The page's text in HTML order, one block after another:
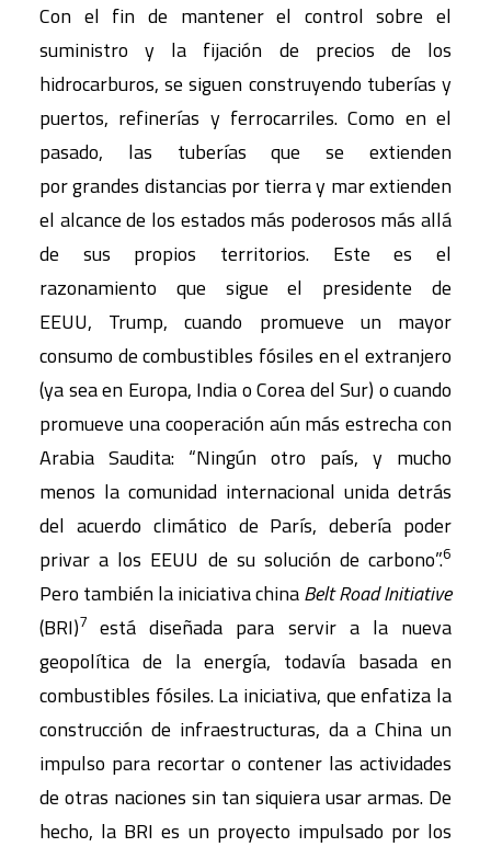
Con el fin de mantener el control sobre el
suministro y la fijación de precios de los
hidrocarburos, se siguen construyendo tuberías y
puertos, refinerías y ferrocarriles. Como en el
pasado, las tuberías que se extienden
por grandes distancias por tierra y mar extienden
el alcance de los estados más poderosos más allá
de sus propios territorios. Este es el
razonamiento que sigue el presidente de
EEUU, Trump, cuando promueve un mayor
consumo de combustibles fósiles en el extranjero
(ya sea en Europa, India o Corea del Sur) o cuando
promueve una cooperación aún más estrecha con
Arabia Saudita: “Ningún otro país, y mucho
menos la comunidad internacional unida detrás
del acuerdo climático de París, debería poder
privar a los EEUU de su solución de carbono”.6
Pero también la iniciativa chinaBelt Road Initiative
(BRI)7 está diseñada para servir a la nueva
geopolítica de la energía, todavía basada en
combustibles fósiles. La iniciativa, que enfatiza la
construcción de infraestructuras, da a China un
impulso para recortar o contener las actividades
de otras naciones sin tan siquiera usar armas. De
hecho, la BRI es un proyecto impulsado por los